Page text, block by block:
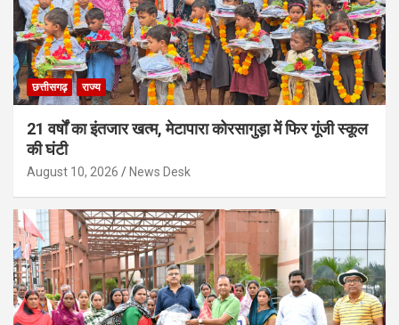
छत्तीसगढ़ राज्य
21 वर्षों का इंतजार खत्म, मेटापारा कोरसागुड़ा में फिर गूंजी स्कूल
की घंटी
August 10, 2026 News Desk